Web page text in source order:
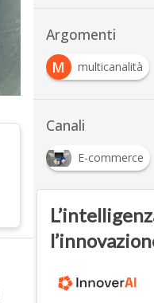
Argomenti
M
multicanalità
Canali
E-commerce